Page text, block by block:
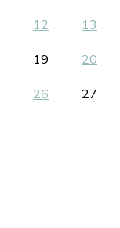
12
13
19
20
26
27